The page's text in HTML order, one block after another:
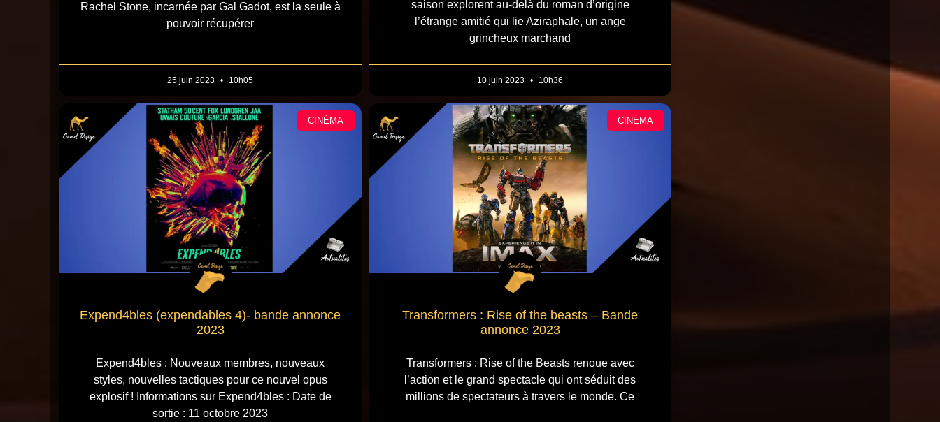
Rachel Stone, incarnée par Gal Gadot, est la seule à
pouvoir récupérer
25 juin 2023 10h05
saison explorent au-delà du roman d’origine
l’étrange amitié qui lie Aziraphale, un ange
grincheux marchand
10 juin 2023 10h36
CINÉMA
Expend4bles (expendables 4)- bande annonce
2023
Expend4bles : Nouveaux membres, nouveaux
styles, nouvelles tactiques pour ce nouvel opus
explosif ! Informations sur Expend4bles : Date de
sortie : 11 octobre 2023
CINÉMA
Transformers : Rise of the beasts – Bande
annonce 2023
Transformers : Rise of the Beasts renoue avec
l’action et le grand spectacle qui ont séduit des
millions de spectateurs à travers le monde. Ce